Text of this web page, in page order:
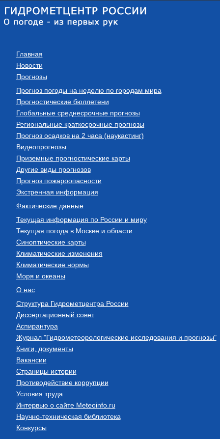
Главная
Новости
Прогнозы
Прогноз погоды на неделю по городам мира
Прогностические бюллетени
Глобальные среднесрочные прогнозы
Региональные краткосрочные прогнозы
Прогноз осадков на 2 часа (наукастинг)
Видеопрогнозы
Приземные прогностические карты
Другие виды прогнозов
Прогноз пожароопасности
Экстренная информация
Фактические данные
Текущая информация по России и миру
Текущая погода в Москве и области
Синоптические карты
Климатические изменения
Климатические нормы
Моря и океаны
О нас
Структура Гидрометцентра России
Диссертационный совет
Аспирантура
Журнал "Гидрометеорологические исследования и прогнозы"
Книги, документы
Вакансии
Страницы истории
Противодействие коррупции
Условия труда
Интервью о сайте Meteoinfo.ru
Научно-техническая библиотека
Конкурсы